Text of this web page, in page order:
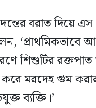
বরাত দিয়ে
‘প্রাথমিকভাবে
শিশুটির
করে মরদেহ গুম
ব্যক্তি।’